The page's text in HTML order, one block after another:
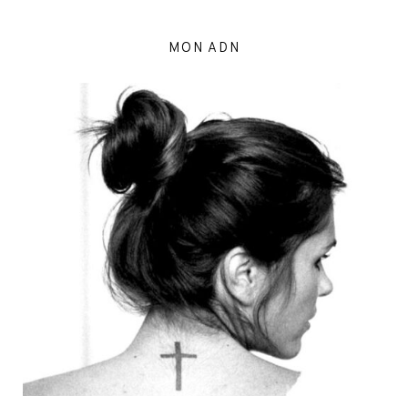
MON ADN